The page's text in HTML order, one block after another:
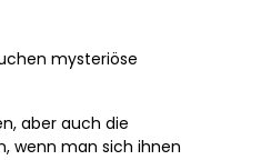
mysteriöse
aber auch die
wenn man sich ihnen